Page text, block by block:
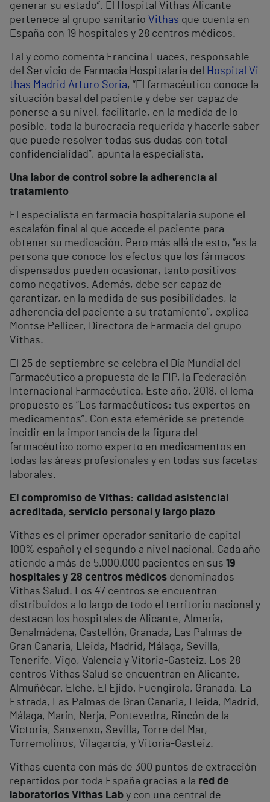
generar su estado”. El Hospital Vithas Alicante
pertenece al grupo sanitario Vithas que cuenta en
España con 19 hospitales y 28 centros médicos.
Tal y como comenta Francina Luaces, responsable
del Servicio de Farmacia Hospitalaria del
Hospital Vi
thas Madrid Arturo Soria, “El farmacéutico conoce la
situación basal del paciente y debe ser capaz de
ponerse a su nivel, facilitarle, en la medida de lo
posible, toda la burocracia requerida y hacerle saber
que puede resolver todas sus dudas con total
confidencialidad”, apunta la especialista.
Una labor de control sobre la adherencia al
tratamiento
El especialista en farmacia hospitalaria supone el
escalafón final al que accede el paciente para
obtener su medicación. Pero más allá de esto, “es la
persona que conoce los efectos que los fármacos
dispensados pueden ocasionar, tanto positivos
como negativos. Además, debe ser capaz de
garantizar, en la medida de sus posibilidades, la
adherencia del paciente a su tratamiento”, explica
Montse Pellicer, Directora de Farmacia del grupo
Vithas.
El 25 de septiembre se celebra el Día Mundial del
Farmacéutico a propuesta de la FIP, la Federación
Internacional Farmacéutica. Este año, 2018, el lema
propuesto es “Los farmacéuticos: tus expertos en
medicamentos”. Con esta efeméride se pretende
incidir en la importancia de la figura del
farmacéutico como experto en medicamentos en
todas las áreas profesionales y en todas sus facetas
laborales.
El compromiso de Vithas: calidad asistencial
acreditada, servicio personal y largo plazo
Vithas es el primer operador sanitario de capital
100% español y el segundo a nivel nacional. Cada año
atiende a más de 5.000.000 pacientes en sus 19
hospitales y 28 centros médicos denominados
Vithas Salud. Los 47 centros se encuentran
distribuidos a lo largo de todo el territorio nacional y
destacan los hospitales de Alicante, Almería,
Benalmádena, Castellón, Granada, Las Palmas de
Gran Canaria, Lleida, Madrid, Málaga, Sevilla,
Tenerife, Vigo, Valencia y Vitoria-Gasteiz. Los 28
centros Vithas Salud se encuentran en Alicante,
Almuñécar, Elche, El Ejido, Fuengirola, Granada, La
Estrada, Las Palmas de Gran Canaria, Lleida, Madrid,
Málaga, Marín, Nerja, Pontevedra, Rincón de la
Victoria, Sanxenxo, Sevilla, Torre del Mar,
Torremolinos, Vilagarcía, y Vitoria-Gasteiz.
Vithas cuenta con más de 300 puntos de extracción
repartidos por toda España gracias a la red de
laboratorios Vithas Lab y con una central de